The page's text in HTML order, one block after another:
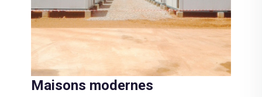
Maisons modernes